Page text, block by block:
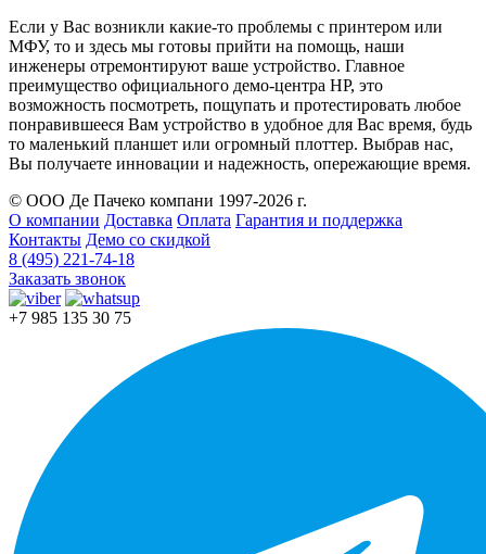
Если у Вас возникли какие-то проблемы с принтером или
МФУ, то и здесь мы готовы прийти на помощь, наши
инженеры отремонтируют ваше устройство. Главное
преимущество официального демо-центра HP, это
возможность посмотреть, пощупать и протестировать любое
понравившееся Вам устройство в удобное для Вас время, будь
то маленький планшет или огромный плоттер. Выбрав нас,
Вы получаете инновации и надежность, опережающие время.
© ООО Де Пачеко компани 1997-2026 г.
О компании Доставка Оплата Гарантия и поддержка
Контакты Демо со скидкой
8 (495) 221-74-18
Заказать звонок
+7 985 135 30 75